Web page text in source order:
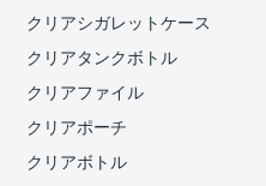
クリアシガレットケース
クリアタンクボトル
クリアファイル
クリアポーチ
クリアボトル